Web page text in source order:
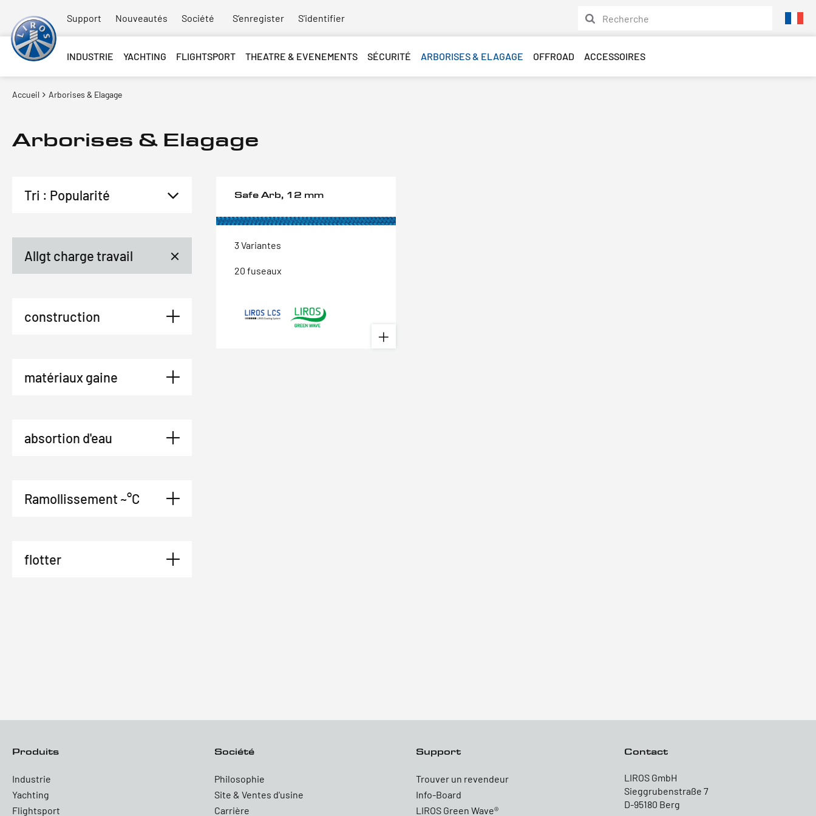
Support Nouveautés Société S’enregister S'identifier
INDUSTRIE YACHTING FLIGHTSPORT THEATRE & EVENEMENTS SÉCURITÉ ARBORISES & ELAGAGE OFFROAD ACCESSOIRES
Accueil Arborises & Elagage
Arborises & Elagage
Allgt charge travail
construction
matériaux gaine
absortion d'eau
Ramollissement ~°C
flotter
Safe Arb, 12 mm
3 Variantes
20 fuseaux
Produits
Industrie
Yachting
Flightsport
Société
Philosophie
Site & Ventes d'usine
Carrière
Support
Trouver un revendeur
Info-Board
LIROS Green Wave®
Contact
LIROS GmbH
Sieggrubenstraße 7
D-95180 Berg